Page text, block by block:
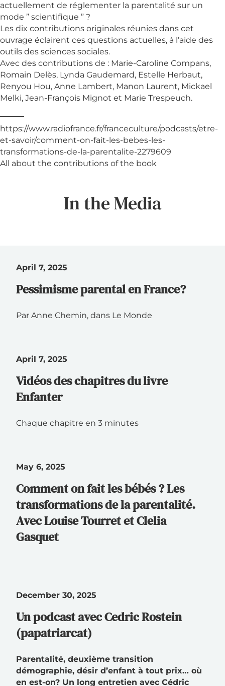
actuellement de réglementer la parentalité sur un
mode ” scientifique ” ?
Les dix contributions originales réunies dans cet
ouvrage éclairent ces questions actuelles, à l’aide des
outils des sciences sociales.
Avec des contributions de : Marie-Caroline Compans,
Romain Delès, Lynda Gaudemard, Estelle Herbaut,
Renyou Hou, Anne Lambert, Manon Laurent, Mickael
Melki, Jean-François Mignot et Marie Trespeuch.
https://www.radiofrance.fr/franceculture/podcasts/etre-
et-savoir/comment-on-fait-les-bebes-les-
transformations-de-la-parentalite-2279609
All about the contributions of the book
In the Media
April 7, 2025
Pessimisme parental en France?
Par Anne Chemin, dans Le Monde
April 7, 2025
Vidéos des chapitres du livre
Enfanter
Chaque chapitre en 3 minutes
May 6, 2025
Comment on fait les bébés ? Les
transformations de la parentalité.
Avec Louise Tourret et Clelia
Gasquet
December 30, 2025
Un podcast avec Cedric Rostein
(papatriarcat)
Parentalité, deuxième transition
démographie, désir d’enfant à tout prix… où
en est-on? Un long entretien avec Cédric